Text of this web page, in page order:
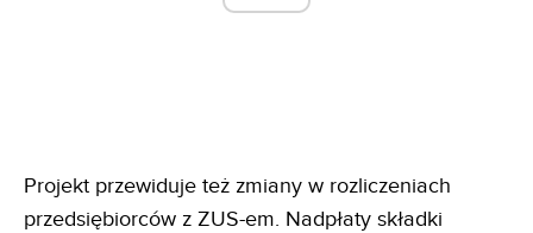
Projekt przewiduje też zmiany w rozliczeniach
przedsiębiorców z ZUS-em. Nadpłaty składki